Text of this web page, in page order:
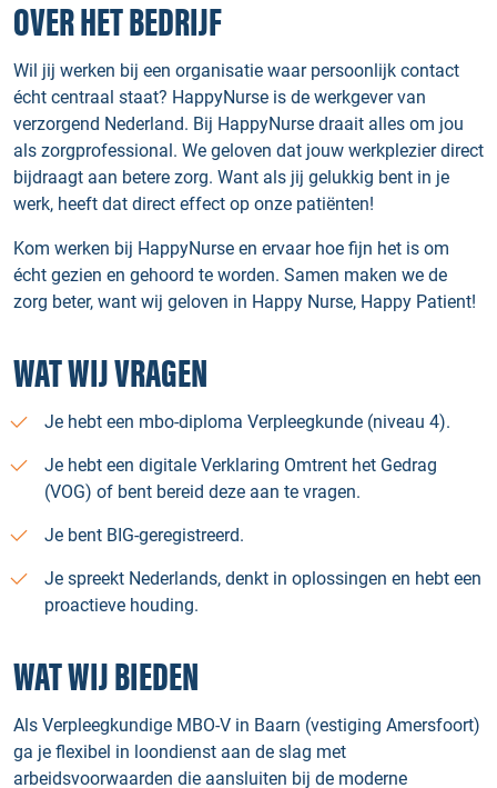
OVER HET BEDRIJF
Wil jij werken bij een organisatie waar persoonlijk contact
écht centraal staat? HappyNurse is de werkgever van
verzorgend Nederland. Bij HappyNurse draait alles om jou
als zorgprofessional. We geloven dat jouw werkplezier direct
bijdraagt aan betere zorg. Want als jij gelukkig bent in je
werk, heeft dat direct effect op onze patiënten!
Kom werken bij HappyNurse en ervaar hoe fijn het is om
écht gezien en gehoord te worden. Samen maken we de
zorg beter, want wij geloven in Happy Nurse, Happy Patient!
WAT WIJ VRAGEN
Je hebt een mbo-diploma Verpleegkunde (niveau 4).
Je hebt een digitale Verklaring Omtrent het Gedrag
(VOG) of bent bereid deze aan te vragen.
Je bent BIG-geregistreerd.
Je spreekt Nederlands, denkt in oplossingen en hebt een
proactieve houding.
WAT WIJ BIEDEN
Als Verpleegkundige MBO-V in Baarn (vestiging Amersfoort)
ga je flexibel in loondienst aan de slag met
arbeidsvoorwaarden die aansluiten bij de moderne